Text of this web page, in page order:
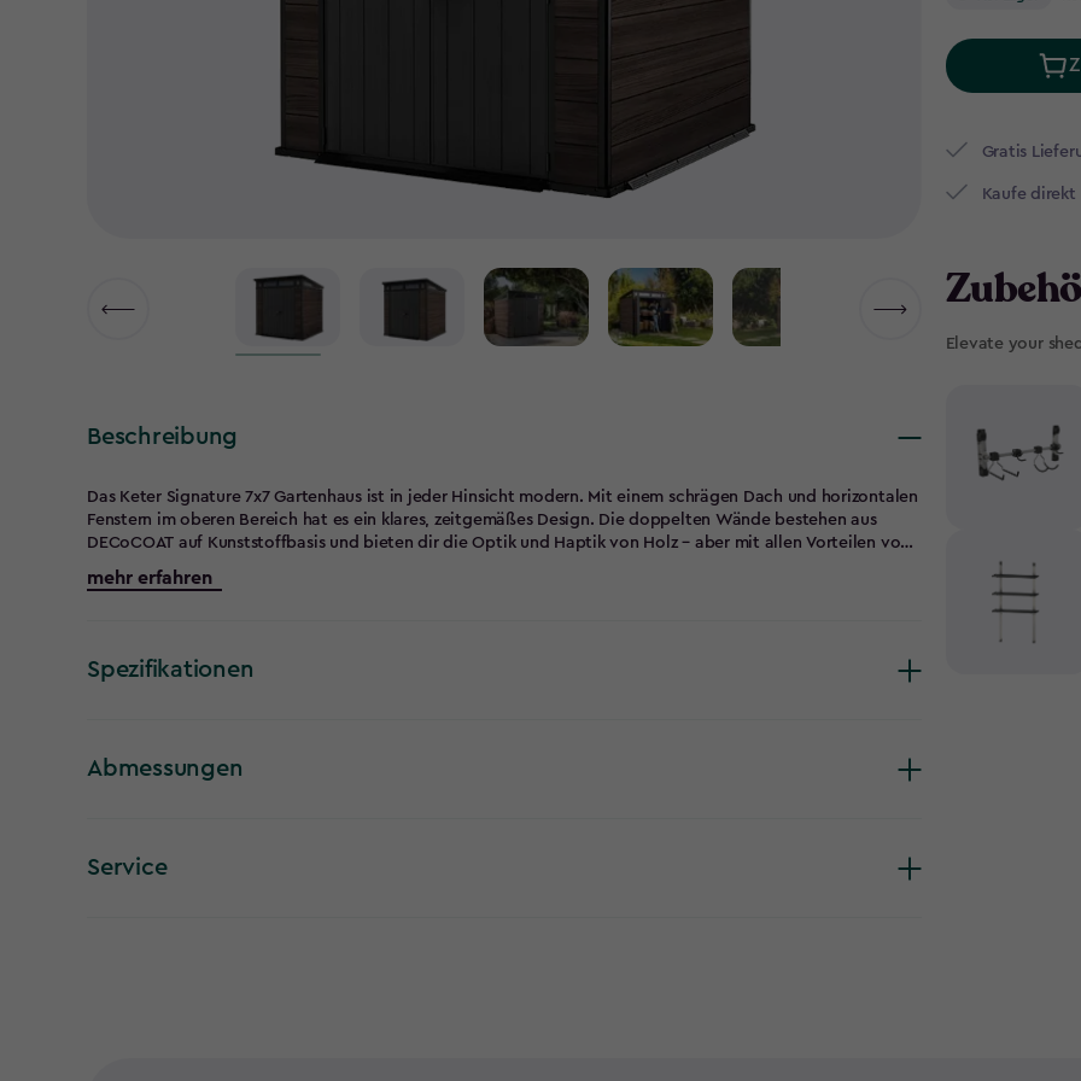
Gratis
Kaufe
Elevate your
Beschreibung
Das Keter Signature 7х7 Gartenhaus ist in jeder Hinsicht modern. Mit einem schrägen Dach und horizontalen
Fenstern im oberen Bereich hat es ein klares, zeitgemäßes Design. Die doppelten Wände bestehen aus
DECoCOAT auf Kunststoffbasis und bieten dir die Optik und Haptik von Holz – aber mit allen Vorteilen von
Kunststoff. Dieses Gartenhaus ist wartungsfrei und wetterbeständig. Es wird als Bausatz geliefert, lässt sich
aber ganz einfach von zwei Personen zusammenbauen. Ein Boden ist standardmäßig dabei. Das Einzige,
Die Signature Collection besteht aus Kunststoff, hat aber dank einzigartiger Material- und
Drucktechnologie die Optik und das Gefühl von echtem Holz – bis hin zur Maserung. Im Gegensatz zu Holz
mehr erfahren
Spezifikationen
Abmessungen
Service